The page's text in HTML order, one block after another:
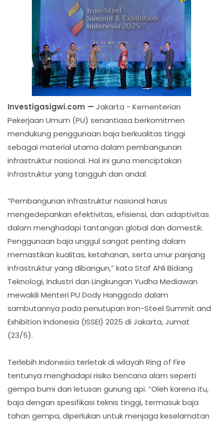
Investigasigwi.com — Jakarta - Kementerian
Pekerjaan Umum (PU) senantiasa berkomitmen
mendukung penggunaan baja berkualitas tinggi
sebagai material utama dalam pembangunan
infrastruktur nasional. Hal ini guna menciptakan
infrastruktur yang tangguh dan andal.
“Pembangunan infrastruktur nasional harus
mengedepankan efektivitas, efisiensi, dan adaptivitas
dalam menghadapi tantangan global dan domestik.
Penggunaan baja unggul sangat penting dalam
memastikan kualitas, ketahanan, serta umur panjang
infrastruktur yang dibangun,” kata Staf Ahli Bidang
Teknologi, Industri dan Lingkungan Yudha Mediawan
mewakili Menteri PU Dody Hanggodo dalam
sambutannya pada penutupan Iron-Steel Summit and
Exhibition Indonesia (ISSEI) 2025 di Jakarta, Jumat
(23/5).
Terlebih Indonesia terletak di wilayah Ring of Fire
tentunya menghadapi risiko bencana alam seperti
gempa bumi dan letusan gunung api. “Oleh karena itu,
baja dengan spesifikasi teknis tinggi, termasuk baja
tahan gempa, diperlukan untuk menjaga keselamatan